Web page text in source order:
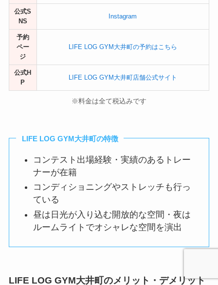
公式S
NS
Instagram
予約
ペー
ジ
LIFE LOG GYM大井町の予約はこちら
公式H
P
LIFE LOG GYM大井町店舗公式サイト
※料金は全て税込みです
LIFE LOG GYM大井町の特徴
コンテスト出場経験・実績のあるトレー
ナーが在籍
コンディショニングやストレッチも行っ
ている
昼は日光が入り込む開放的な空間・夜は
ルームライトでオシャレな空間を演出
LIFE LOG GYM大井町のメリット・デメリット